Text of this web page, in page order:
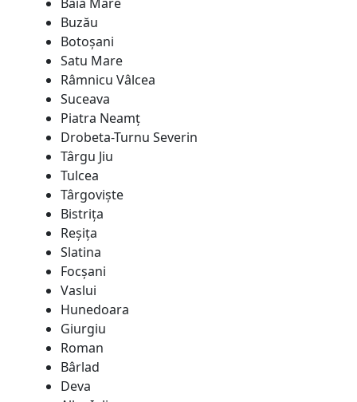
Buzău
Botoşani
Satu Mare
Râmnicu Vâlcea
Suceava
Piatra Neamţ
Drobeta-Turnu Severin
Târgu Jiu
Tulcea
Târgovişte
Bistriţa
Reşiţa
Slatina
Focșani
Vaslui
Hunedoara
Giurgiu
Roman
Bârlad
Deva